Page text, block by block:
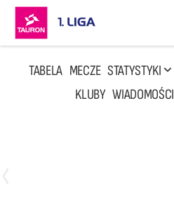
TABELA MECZE STATYSTYKI
KLUBY WIADOMOŚCI